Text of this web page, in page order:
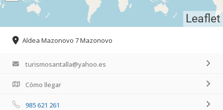
Leaflet
Aldea Mazonovo 7 Mazonovo
turismosantalla@yahoo.es
Cómo llegar
985 621 261